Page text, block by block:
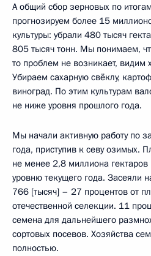
А общий сбор зерновых по
прогнозируем более 15
культуры: убрали 480 тысяч
805 тысяч тонн. Мы понимаем,
то проблем не возникает, видим
Убираем сахарную свёклу,
виноград. По этим культурам
не ниже уровня прошлого года.
Мы начали активную работу по
года, приступив к севу озимых.
не менее 2,8 миллиона гектаров
уровню текущего года. Засеяли
766 [тысяч] – 27 процентов от
отечественной селекции. 11
семена для дальнейшего
сортовых посевов. Хозяйства
полностью.